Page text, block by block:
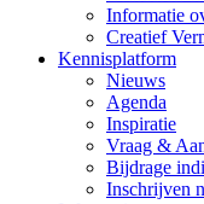
Informatie
Creatief
Kennisplatform
Nieuws
Agenda
Inspiratie
Vraag &
Bijdrage
Inschrijven